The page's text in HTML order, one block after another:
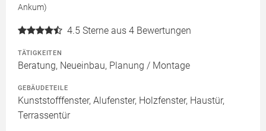
Ankum)
4.5 Sterne aus 4 Bewertungen
TÄTIGKEITEN
Beratung, Neueinbau, Planung / Montage
GEBÄUDETEILE
Kunststofffenster, Alufenster, Holzfenster, Haustür,
Terrassentür